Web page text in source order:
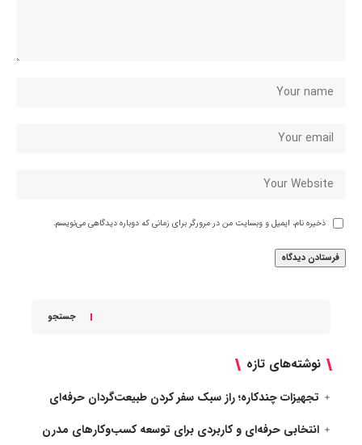
ذخیره نام، ایمیل و وبسایت من در مرورگر برای زمانی که دوباره دیدگاهی می‌نویسم.
جستجو
نوشته‌های تازه
تجهیزات چندکاره؛ راز سبک سفر کردن طبیعت‌گردان حرفه‌ای
انتخابی حرفه‌ای و کاربردی برای توسعه کسب‌وکارهای مدرن